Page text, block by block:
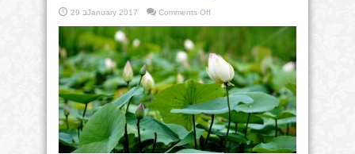
29 בJanuary 2017 Comments Offon
המלך,
ובת
שבע